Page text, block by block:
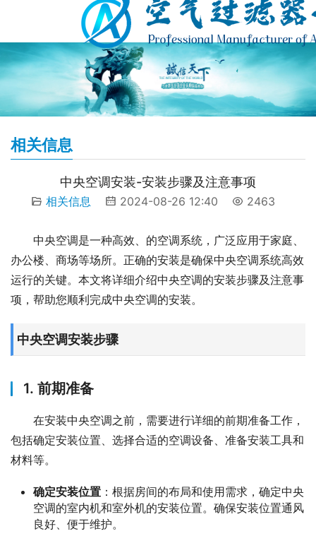
相关信息
中央空调安装-安装步骤及注意事项
相关信息 2024-08-26 12:40 2463
中央空调是一种高效、的空调系统，广泛应用于家庭、
办公楼、商场等场所。正确的安装是确保中央空调系统高效
运行的关键。本文将详细介绍中央空调的安装步骤及注意事
项，帮助您顺利完成中央空调的安装。
中央空调安装步骤
1. 前期准备
在安装中央空调之前，需要进行详细的前期准备工作，
包括确定安装位置、选择合适的空调设备、准备安装工具和
材料等。
确定安装位置 ：根据房间的布局和使用需求，确定中央
空调的室内机和室外机的安装位置。确保安装位置通风
良好、便于维护。